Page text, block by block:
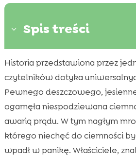
3 Spis treści
 Zrozumienie strachu kota
 Przygotowanie na awarię
 Stworzenie bezpiecznego
kota
 Przerwa w dostawie prądu
 Zastosowanie
 Utrzymywanie rutyny
Historia przedstawiona przez
czytelników dotyka
Pewnego deszczowego,
ogarnęła niespodziewana
awarią prądu. W tym nagłym
którego niechęć do ciemności
wpadł w panikę. Właściciele,